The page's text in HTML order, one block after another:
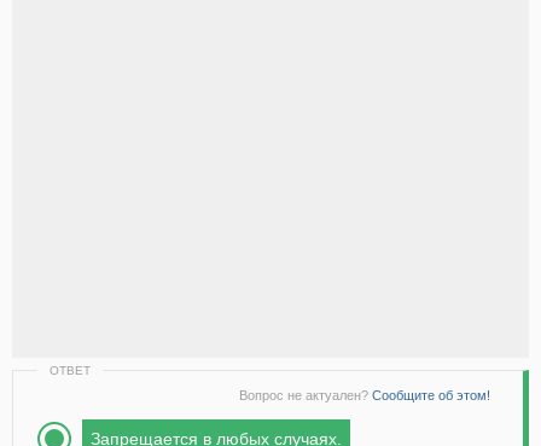
ОТВЕТ
Вопрос не актуален? Сообщите об этом!
Запрещается в любых случаях.